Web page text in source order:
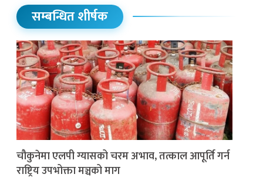
सम्बन्धित शीर्षक
चौकुनेमा एलपी ग्यासको चरम अभाव, तत्काल आपूर्ति गर्न
राष्ट्रिय उपभोक्ता मञ्चको माग